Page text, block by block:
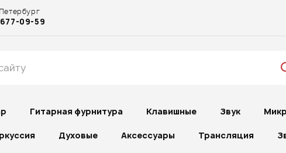
09-59
Гитарная фурнитура Клавишные Звук
Духовые Аксессуары Трансляция